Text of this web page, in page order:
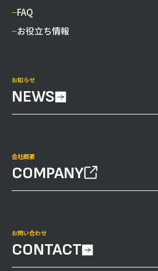
FAQ
お役立ち情報
お知らせ
NEWS
会社概要
COMPANY
お問い合わせ
CONTACT